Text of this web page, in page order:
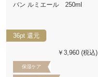
バン ルミエール 250ml
36pt 還元
￥3,960 (税込)
保湿ケア